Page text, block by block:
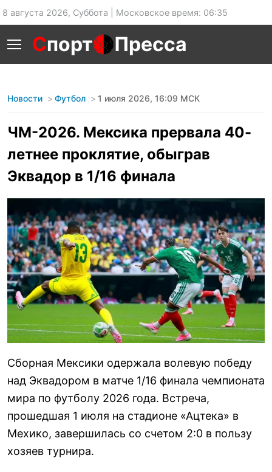
8 августа 2026, Суббота | Московское время: 06:35
Спорт Пресса
Новости Футбол 1 июля 2026, 16:09 МСК
ЧМ-2026. Мексика прервала 40-
летнее проклятие, обыграв
Эквадор в 1/16 финала
Сборная Мексики одержала волевую победу
над Эквадором в матче 1/16 финала чемпионата
мира по футболу 2026 года. Встреча,
прошедшая 1 июля на стадионе «Ацтека» в
Мехико, завершилась со счетом 2:0 в пользу
хозяев турнира.